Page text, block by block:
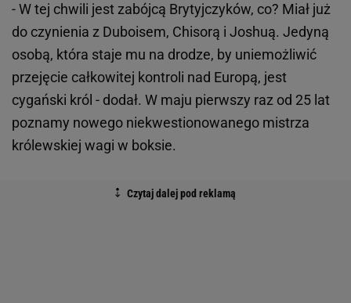
- W tej chwili jest zabójcą Brytyjczyków, co? Miał już
do czynienia z Duboisem, Chisorą i Joshuą. Jedyną
osobą, która staje mu na drodze, by uniemożliwić
przejęcie całkowitej kontroli nad Europą, jest
cygański król - dodał. W maju pierwszy raz od 25 lat
poznamy nowego niekwestionowanego mistrza
królewskiej wagi w boksie.